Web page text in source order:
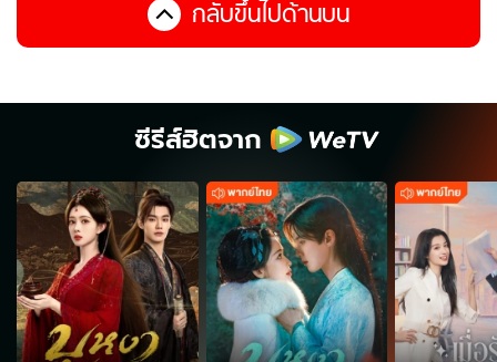
กลับขึ้นไปด้านบน
ซีรีส์ฮิตจาก